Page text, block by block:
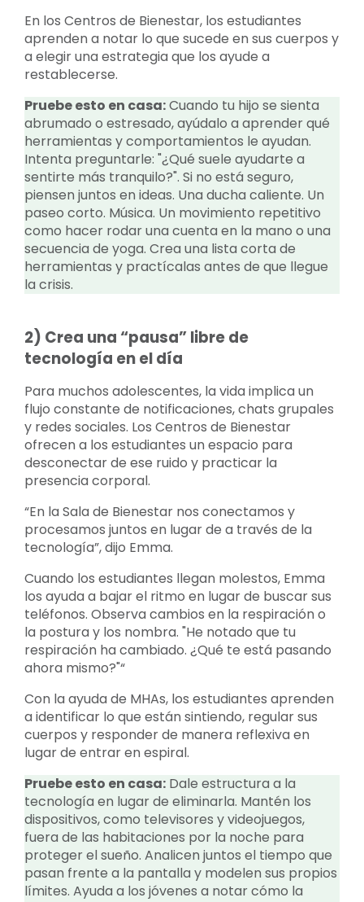
En los Centros de Bienestar, los estudiantes
aprenden a notar lo que sucede en sus cuerpos y
a elegir una estrategia que los ayude a
restablecerse.
Pruebe esto en casa:Cuando tu hijo se sienta
abrumado o estresado, ayúdalo a aprender qué
herramientas y comportamientos le ayudan.
Intenta preguntarle: "¿Qué suele ayudarte a
sentirte más tranquilo?". Si no está seguro,
piensen juntos en ideas. Una ducha caliente. Un
paseo corto. Música. Un movimiento repetitivo
como hacer rodar una cuenta en la mano o una
secuencia de yoga. Crea una lista corta de
herramientas y practícalas antes de que llegue
la crisis.
2) Crea una “pausa” libre de
tecnología en el día
Para muchos adolescentes, la vida implica un
flujo constante de notificaciones, chats grupales
y redes sociales. Los Centros de Bienestar
ofrecen a los estudiantes un espacio para
desconectar de ese ruido y practicar la
presencia corporal.
“En la Sala de Bienestar nos conectamos y
procesamos juntos en lugar de a través de la
tecnología”, dijo Emma.
Cuando los estudiantes llegan molestos, Emma
los ayuda a bajar el ritmo en lugar de buscar sus
teléfonos. Observa cambios en la respiración o
la postura y los nombra. "He notado que tu
respiración ha cambiado. ¿Qué te está pasando
ahora mismo?"“
Con la ayuda de MHAs, los estudiantes aprenden
a identificar lo que están sintiendo, regular sus
cuerpos y responder de manera reflexiva en
lugar de entrar en espiral.
Pruebe esto en casa: Dale estructura a la
tecnología en lugar de eliminarla. Mantén los
dispositivos, como televisores y videojuegos,
fuera de las habitaciones por la noche para
proteger el sueño. Analicen juntos el tiempo que
pasan frente a la pantalla y modelen sus propios
límites. Ayuda a los jóvenes a notar cómo la